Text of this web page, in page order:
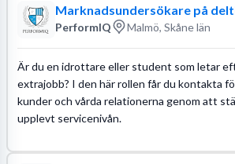
Marknadsundersökare på
PerformIQ Malmö, Skåne län
Är du en idrottare eller student som letar
extrajobb? I den här rollen får du kontakta
kunder och vårda relationerna genom att
upplevt servicenivån.